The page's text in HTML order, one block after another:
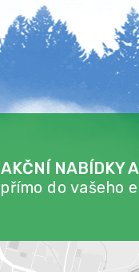
AKČNÍ NABÍDKY
přímo do vašeho